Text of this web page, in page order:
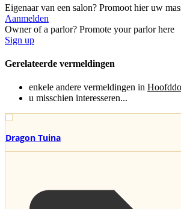
Eigenaar van een salon? Promoot hier uw
Aanmelden
Owner of a parlor? Promote your parlor here
Sign up
Gerelateerde vermeldingen
enkele andere vermeldingen in
u misschien interesseren...
Dragon Tuina